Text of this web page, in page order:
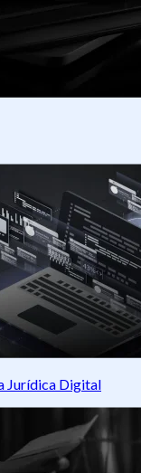
Jurídica Digital